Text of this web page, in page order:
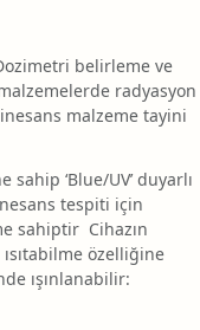
belirleme ve
radyasyon
malzeme tayini
‘Blue/UV’ duyarlı
tespiti için
sahiptir Cihazın
özelliğine
ışınlanabilir: